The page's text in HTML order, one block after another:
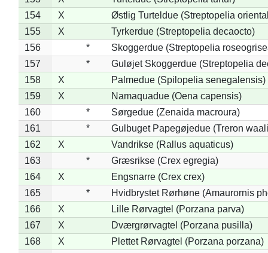
154
X
Østlig Turteldue (Streptopelia
155
X
Tyrkerdue (Streptopelia decaocto)
156
*
Skoggerdue (Streptopelia
157
*
Guløjet Skoggerdue (Streptopelia
158
X
Palmedue (Spilopelia senegalensis)
159
X
Namaquadue (Oena capensis)
160
*
Sørgedue (Zenaida macroura)
161
*
Gulbuget Papegøjedue (Treron
162
X
Vandrikse (Rallus aquaticus)
163
*
Græsrikse (Crex egregia)
164
X
Engsnarre (Crex crex)
165
*
Hvidbrystet Rørhøne (Amaurornis
166
X
Lille Rørvagtel (Porzana parva)
167
X
Dværgrørvagtel (Porzana pusilla)
168
X
Plettet Rørvagtel (Porzana porzana)